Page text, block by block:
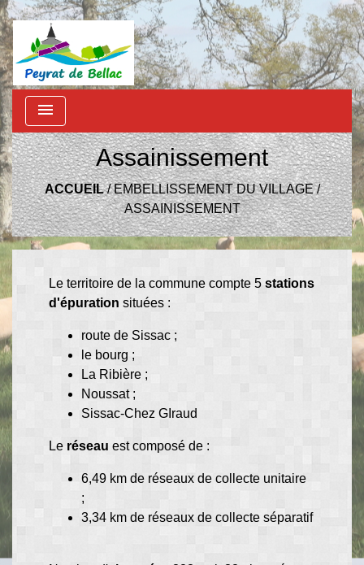
menu
Assainissement
ACCUEIL/EMBELLISSEMENT DU VILLAGE/
ASSAINISSEMENT
Le territoire de la commune compte 5 stations
d'épuration situées :
route de Sissac ;
le bourg ;
La Ribière ;
Noussat ;
Sissac-Chez GIraud
Le réseau est composé de :
6,49 km de réseaux de collecte unitaire
;
3,34 km de réseaux de collecte séparatif